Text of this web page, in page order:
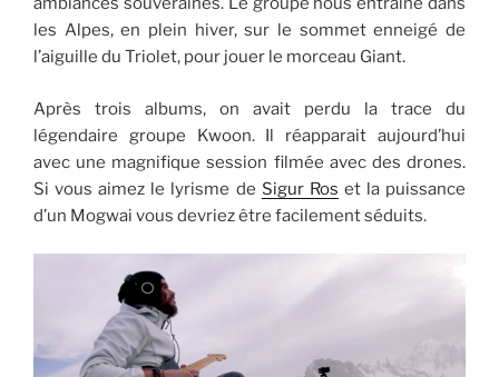
les Alpes, en plein hiver, sur le sommet enneigé de
l’aiguille du Triolet, pour jouer le morceau Giant.
Après trois albums, on avait perdu la trace du
légendaire groupe Kwoon. Il réapparait aujourd’hui
avec une magnifique session filmée avec des drones.
Si vous aimez le lyrisme de Sigur Ros et la puissance
d’un Mogwai vous devriez être facilement séduits.